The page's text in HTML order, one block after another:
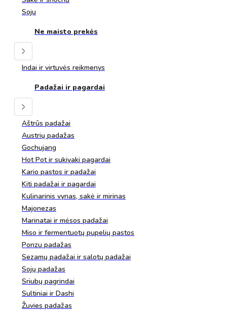
Soju
Ne maisto prekės
Indai ir virtuvės reikmenys
Padažai ir pagardai
Aštrūs padažai
Austrių padažas
Gochujang
Hot Pot ir sukiyaki pagardai
Kario pastos ir padažai
Kiti padažai ir pagardai
Kulinarinis vynas, sakė ir mirinas
Majonezas
Marinatai ir mėsos padažai
Miso ir fermentuotų pupelių pastos
Ponzu padažas
Sezamų padažai ir salotų padažai
Sojų padažas
Sriubų pagrindai
Sultiniai ir Dashi
Žuvies padažas